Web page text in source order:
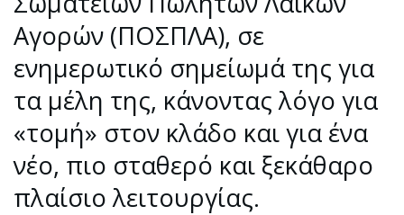
Αγορών (ΠΟΣΠΛΑ), σε
ενημερωτικό σημείωμά της για
τα μέλη της, κάνοντας λόγο για
«τομή» στον κλάδο και για ένα
νέο, πιο σταθερό και ξεκάθαρο
πλαίσιο λειτουργίας.